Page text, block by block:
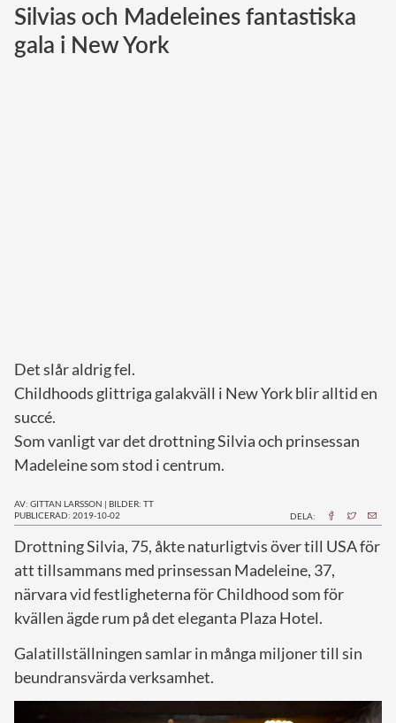
Norska kungahuset
Danska kungahuset
Silvias och Madeleines fantastiska
gala i New York
Det slår aldrig fel.
Childhoods glittriga galakväll i New York blir alltid en
succé.
Som vanligt var det drottning Silvia och prinsessan
Madeleine som stod i centrum.
AV: GITTAN LARSSON | BILDER: TT
PUBLICERAD: 2019-10-02
DELA:
Drottning Silvia, 75, åkte naturligtvis över till USA för
att tillsammans med prinsessan Madeleine, 37,
närvara vid festligheterna för Childhood som för
kvällen ägde rum på det eleganta Plaza Hotel.
Galatillställningen samlar in många miljoner till sin
beundransvärda verksamhet.